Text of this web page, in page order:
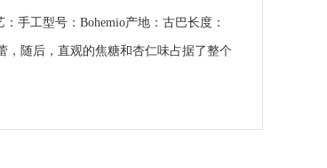
手工型号：Bohemio产地：古巴长度：
，随后，直观的焦糖和杏仁味占据了整个